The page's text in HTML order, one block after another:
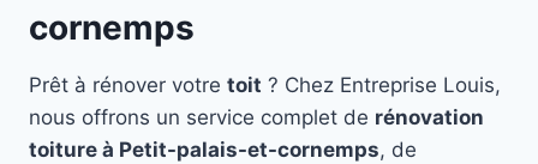
cornemps
Prêt à rénover votre toit ? Chez Entreprise Louis,
nous offrons un service complet de rénovation
toiture à Petit-palais-et-cornemps, de